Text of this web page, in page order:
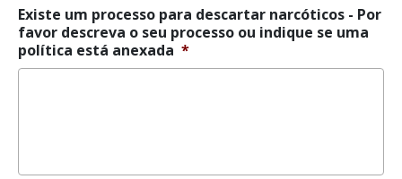
Existe um processo para descartar narcóticos - Por
favor descreva o seu processo ou indique se uma
política está anexada *